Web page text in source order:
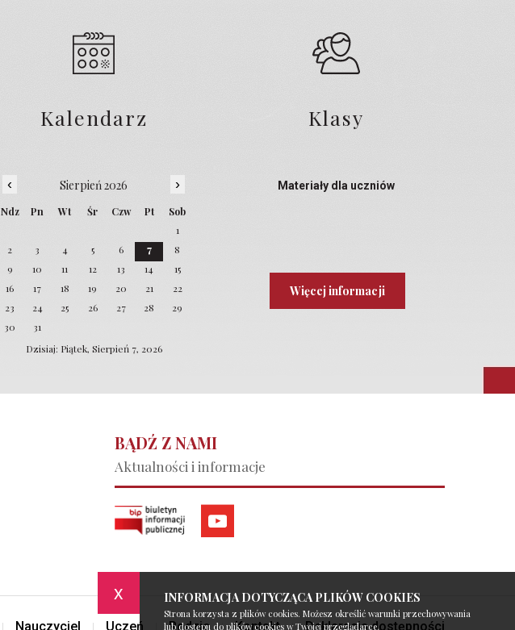
x INFORMACJA DOTYCZĄCA PLIKÓW COOKIES
Strona korzysta z plików cookies. Możesz określić warunki przechowywania
lub dostępu do plików cookies w Twojej przeglądarce.
Kalendarz
‹ Sierpień 2026 ›
Ndz Pn Wt Śr Czw Pt
Sob
1
2
3 4 5 6 7
8
9
10 11 12 13 14
15
16
17 18 19 20 21
22
23
24 25 26 27 28
29
30
31
Dzisiaj: Piątek, Sierpień 7, 2026
Klasy
Materiały dla uczniów
Więcej informacji
BĄDŹ Z NAMI
Aktualności i informacje
Nauczyciel Uczeń Rodzic Kontakt Deklaracja dostępności